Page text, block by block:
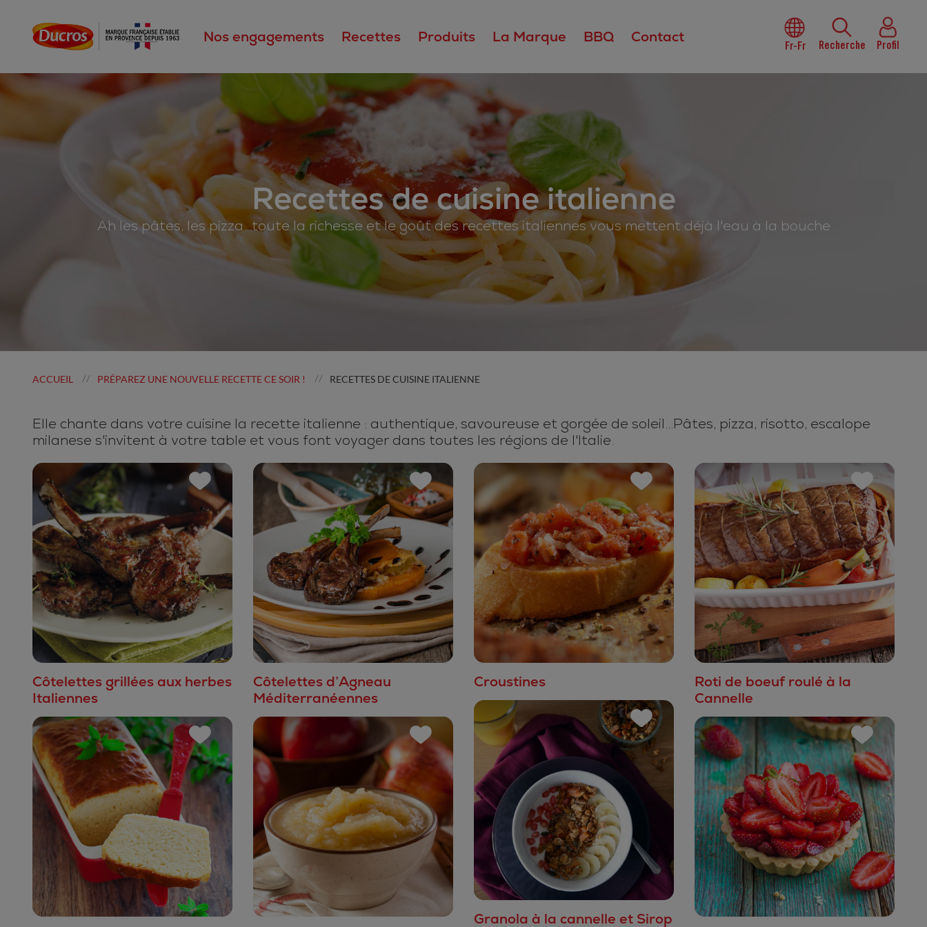
Nos engagements Recettes Produits La Marque BBQ Contact
Fr-Fr Recherche Profil
Recettes de cuisine italienne
Ah les pâtes, les pizza…toute la richesse et le goût des recettes italiennes vous mettent déjà l'eau à la bouche
ACCUEIL // PRÉPAREZ UNE NOUVELLE RECETTE CE SOIR ! // RECETTES DE CUISINE ITALIENNE
Elle chante dans votre cuisine la recette italienne : authentique, savoureuse et gorgée de soleil...Pâtes, pizza, risotto, escalope
milanese s'invitent à votre table et vous font voyager dans toutes les régions de l'Italie.
Côtelettes grillées aux herbes
Italiennes
Côtelettes d’Agneau
Méditerranéennes
Croustines
Roti de boeuf roulé à la
Cannelle
Granola à la cannelle et Sirop